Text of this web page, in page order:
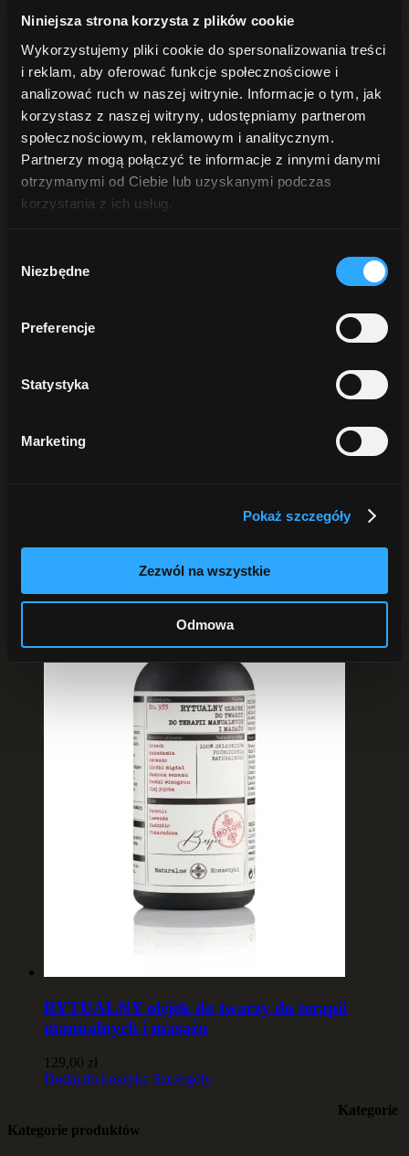
Niniejsza strona korzysta z plików cookie
Wykorzystujemy pliki cookie do spersonalizowania treści
i reklam, aby oferować funkcje społecznościowe i
analizować ruch w naszej witrynie. Informacje o tym, jak
korzystasz z naszej witryny, udostępniamy partnerom
społecznościowym, reklamowym i analitycznym.
Partnerzy mogą połączyć te informacje z innymi danymi
otrzymanymi od Ciebie lub uzyskanymi podczas
korzystania z ich usług.
zgody
Niezbędne
Preferencje
Statystyka
Marketing
Pokaż szczegóły
Zezwól na wszystkie
Odmowa
Żele pod prysznic
Peelingi do ciała
Płyn intymny
DŁONIE i STOPY
Mydła do rąk
Kremy do rąk
Peelingi do rąk
Do stóp
ANTYPERSPIRANTY
DO BRODY
Szukaj
Sortuj:
Sortuj:
Pokaż
Pokaż
RYTUALNY olejek do twarzy do terapii
manualnych i masażu
129,00 zł
Dodaj do koszyka Szczegóły
Kategorie produktów
Kategorie